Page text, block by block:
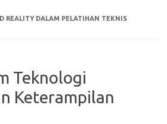
REALITY DALAM PELATIHAN TEKNIS
Teknologi
Keterampilan